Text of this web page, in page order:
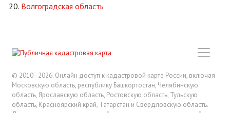
Волгоградская область
© 2010 - 2026. Онлайн доступ к кадастровой карте России, включая
Московскую область, республику Башкортостан, Челябинскую
область, Ярославскую область, Ростовскую область, Тульскую
область, Красноярский край, Татарстан и Свердловскую область.